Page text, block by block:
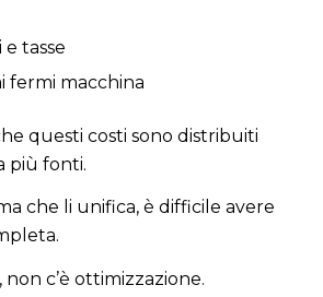
e tasse
fermi macchina
questi costi sono distribuiti
più fonti.
che li unifica, è difficile avere
non c’è ottimizzazione.